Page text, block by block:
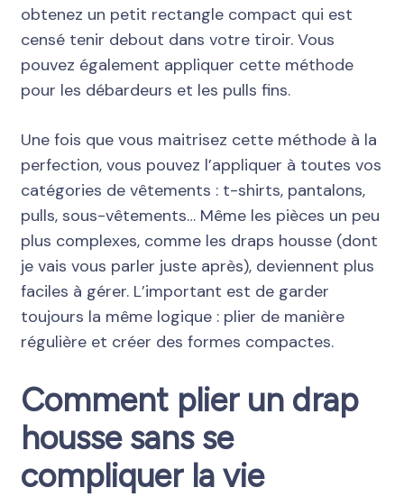
obtenez un petit rectangle compact qui est
censé tenir debout dans votre tiroir. Vous
pouvez également appliquer cette méthode
pour les débardeurs et les pulls fins.
Une fois que vous maitrisez cette méthode à la
perfection, vous pouvez l’appliquer à toutes vos
catégories de vêtements : t-shirts, pantalons,
pulls, sous-vêtements… Même les pièces un peu
plus complexes, comme les draps housse (dont
je vais vous parler juste après), deviennent plus
faciles à gérer. L’important est de garder
toujours la même logique : plier de manière
régulière et créer des formes compactes.
Comment plier un drap
housse sans se
compliquer la vie